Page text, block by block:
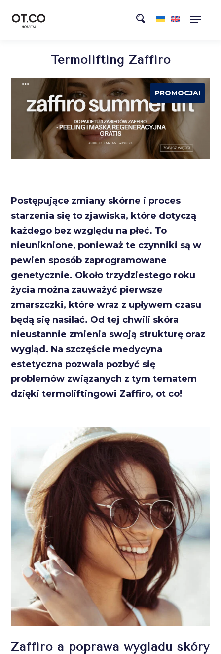
Termolifting Zaffiro
PROMOCJA!
Postępujące zmiany skórne i proces
starzenia się to zjawiska, które dotyczą
każdego bez względu na płeć. To
nieuniknione, ponieważ te czynniki są w
pewien sposób zaprogramowane
genetycznie. Około trzydziestego roku
życia można zauważyć pierwsze
zmarszczki, które wraz z upływem czasu
będą się nasilać. Od tej chwili skóra
nieustannie zmienia swoją strukturę oraz
wygląd. Na szczęście medycyna
estetyczna pozwala pozbyć się
problemów związanych z tym tematem
dzięki termoliftingowi Zaffiro, ot co!
Zaffiro a poprawa wyglądu skóry